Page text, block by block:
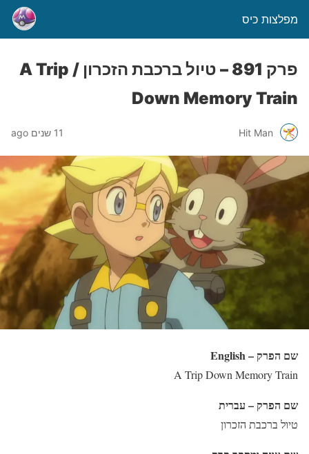
מפלצות כיס
פרק 891 – טיול ברכבת הזכרון / A Trip
Down Memory Train
Hit Man 11 שנים ago
שם הפרק – English
A Trip Down Memory Train
שם הפרק – עברית
טיול ברכבת הזכרון